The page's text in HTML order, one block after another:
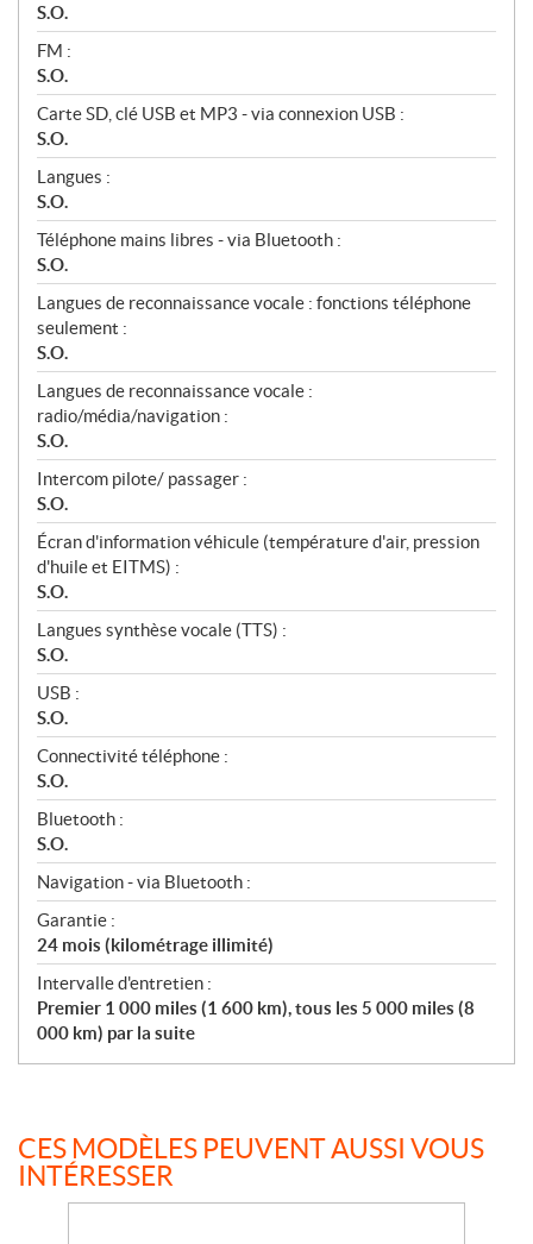
S.O.
FM :
S.O.
Carte SD, clé USB et MP3 - via connexion USB :
S.O.
Langues :
S.O.
Téléphone mains libres - via Bluetooth :
S.O.
Langues de reconnaissance vocale : fonctions téléphone
seulement :
S.O.
Langues de reconnaissance vocale :
radio/média/navigation :
S.O.
Intercom pilote/ passager :
S.O.
Écran d'information véhicule (température d'air, pression
d'huile et EITMS) :
S.O.
Langues synthèse vocale (TTS) :
S.O.
USB :
S.O.
Connectivité téléphone :
S.O.
Bluetooth :
S.O.
Navigation - via Bluetooth :
Garantie :
24 mois (kilométrage illimité)
Intervalle d'entretien :
Premier 1 000 miles (1 600 km), tous les 5 000 miles (8
000 km) par la suite
CES MODÈLES PEUVENT AUSSI VOUS
INTÉRESSER